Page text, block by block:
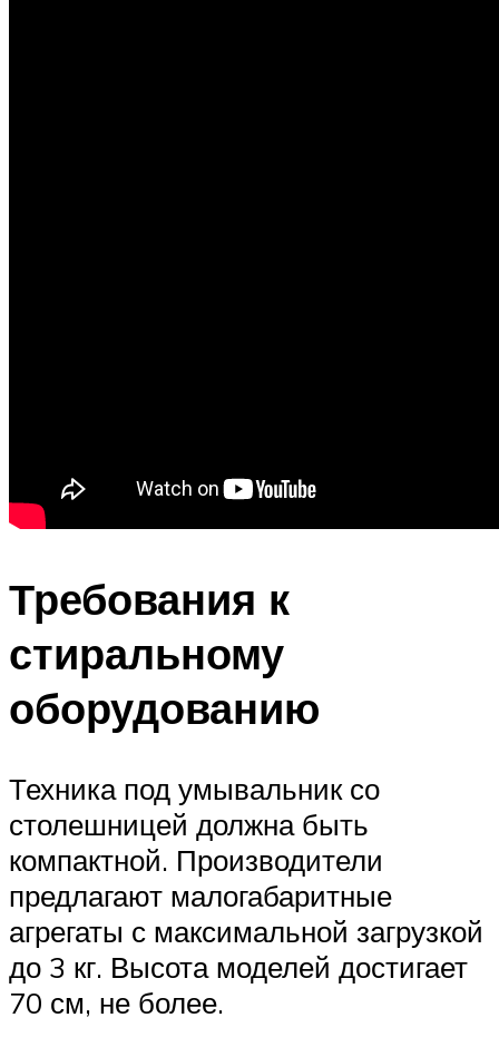
Требования к
стиральному
оборудованию
Техника под умывальник со
столешницей должна быть
компактной. Производители
предлагают малогабаритные
агрегаты с максимальной загрузкой
до 3 кг. Высота моделей достигает
70 см, не более.